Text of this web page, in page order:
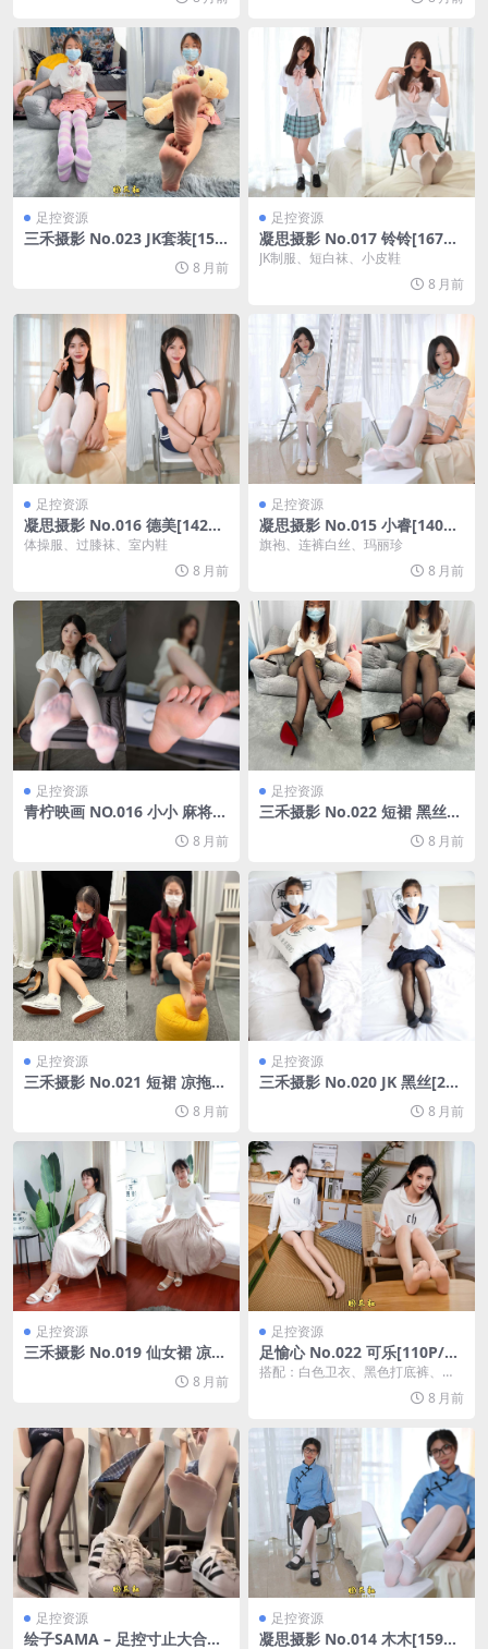
足控资源
三禾摄影 No.023 JK套装[154
8 月前
足控资源
凝思摄影 No.017 铃铃[167P/
1V/4.53G]
JK制服、短白袜、小皮鞋
8 月前
足控资源
凝思摄影 No.016 德美[142P/
1V/4.33G]
体操服、过膝袜、室内鞋
8 月前
足控资源
凝思摄影 No.015 小睿[140P/
1V/2.89G]
旗袍、连裤白丝、玛丽珍
8 月前
足控资源
青柠映画 NO.016 小小 麻将[1
8 月前
足控资源
三禾摄影 No.022 短裙 黑丝
8 月前
足控资源
三禾摄影 No.021 短裙 凉拖
8 月前
足控资源
三禾摄影 No.020 JK 黑丝[299
8 月前
足控资源
三禾摄影 No.019 仙女裙 凉高
8 月前
足控资源
足愉心 No.022 可乐[110P/2
V/13.5G]
搭配：白色卫衣、黑色打底裤、运
动鞋、肉丝色袜、白色长筒棉袜
8 月前
足控资源
绘子SAMA – 足控寸止大合集
足控资源
凝思摄影 No.014 木木[159P/